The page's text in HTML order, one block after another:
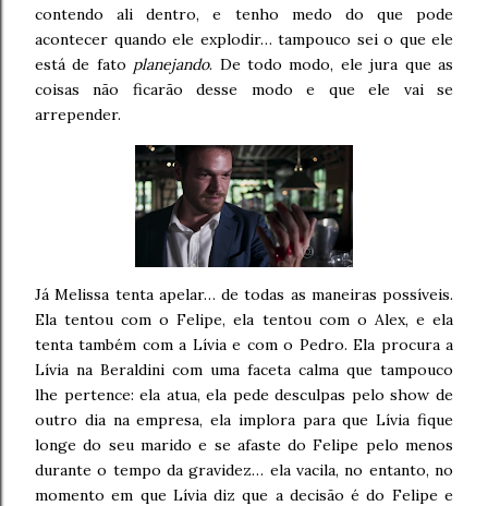
contendo ali dentro, e tenho medo do que pode
acontecer quando ele explodir… tampouco sei o que ele
está de fato planejando. De todo modo, ele jura que as
coisas não ficarão desse modo e que ele vai se
arrepender.
Já Melissa tenta apelar… de todas as maneiras possíveis.
Ela tentou com o Felipe, ela tentou com o Alex, e ela
tenta também com a Lívia e com o Pedro. Ela procura a
Lívia na Beraldini com uma faceta calma que tampouco
lhe pertence: ela atua, ela pede desculpas pelo show de
outro dia na empresa, ela implora para que Lívia fique
longe do seu marido e se afaste do Felipe pelo menos
durante o tempo da gravidez… ela vacila, no entanto, no
momento em que Lívia diz que a decisão é do Felipe e